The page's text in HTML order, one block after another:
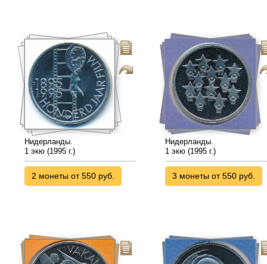
Нидерланды.
1 экю (1995 г.)
2 монеты от 550 руб.
Нидерланды.
1 экю (1995 г.)
3 монеты от 550 руб.